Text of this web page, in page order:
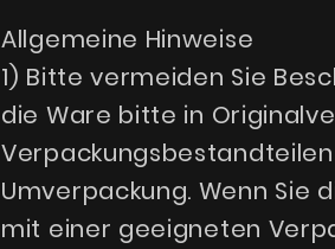
Allgemeine Hinweise
1) Bitte vermeiden Sie
die Ware bitte in
Umverpackung. Wenn Sie
mit einer geeigneten